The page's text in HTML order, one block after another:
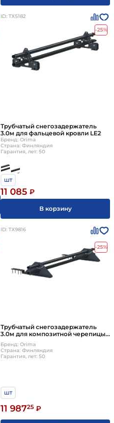
ID: ТХ5182
-25%
Трубчатый снегозадержатель
3.0м для фальцевой кровли LE2
Бренд: Orima
Страна: Финляндия
Гарантия, лет: 50
шт
11 085 ₽
В корзину
ID: ТХ9816
-25%
Трубчатый снегозадержатель
3.0м для композитной черепицы
Бренд: Orima
Страна: Финляндия
Гарантия, лет: 50
шт
11 98725 ₽